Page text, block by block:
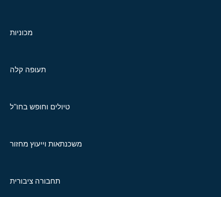
מכוניות
תעופה קלה
טיולים וחופש בחו"ל
משכנתאות וייעוץ מחזור
תחבורה ציבורית